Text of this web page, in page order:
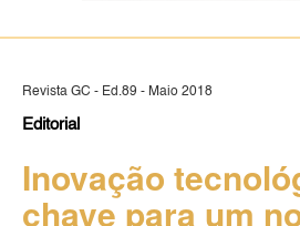
Revista GC - Ed.89 - Maio 2018
Editorial
Inovação
chave para um